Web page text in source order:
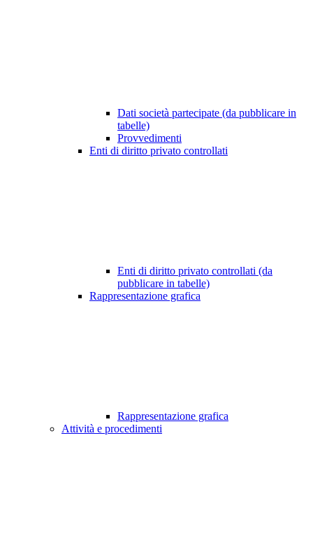
Dati società partecipate (da pubblicare in
tabelle)
Provvedimenti
Enti di diritto privato controllati
Enti di diritto privato controllati (da
pubblicare in tabelle)
Rappresentazione grafica
Rappresentazione grafica
Attività e procedimenti